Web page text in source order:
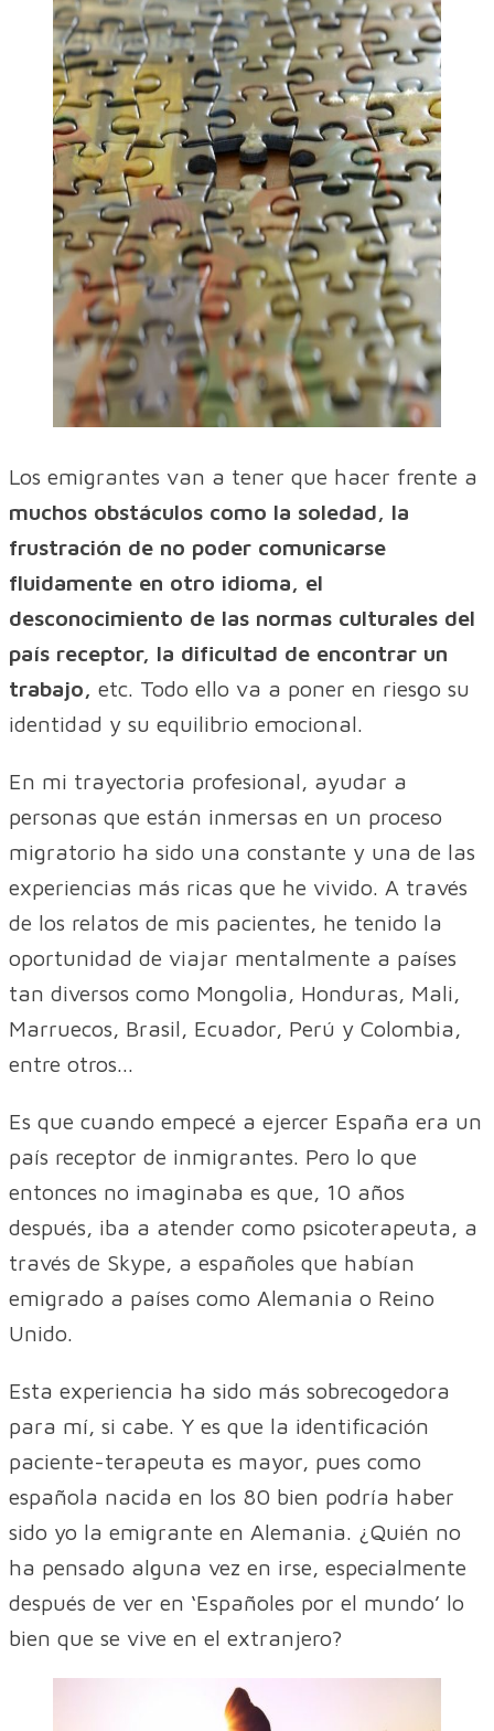
Los emigrantes van a tener que hacer frente a
muchos obstáculos como la soledad, la
frustración de no poder comunicarse
fluidamente en otro idioma, el
desconocimiento de las normas culturales del
país receptor, la dificultad de encontrar un
trabajo, etc. Todo ello va a poner en riesgo su
identidad y su equilibrio emocional.
En mi trayectoria profesional, ayudar a
personas que están inmersas en un proceso
migratorio ha sido una constante y una de las
experiencias más ricas que he vivido. A través
de los relatos de mis pacientes, he tenido la
oportunidad de viajar mentalmente a países
tan diversos como Mongolia, Honduras, Mali,
Marruecos, Brasil, Ecuador, Perú y Colombia,
entre otros...
Es que cuando empecé a ejercer España era un
país receptor de inmigrantes. Pero lo que
entonces no imaginaba es que, 10 años
después, iba a atender como psicoterapeuta, a
través de Skype, a españoles que habían
emigrado a países como Alemania o Reino
Unido.
Esta experiencia ha sido más sobrecogedora
para mí, si cabe. Y es que la identificación
paciente-terapeuta es mayor, pues como
española nacida en los 80 bien podría haber
sido yo la emigrante en Alemania. ¿Quién no
ha pensado alguna vez en irse, especialmente
después de ver en ‘Españoles por el mundo’ lo
bien que se vive en el extranjero?